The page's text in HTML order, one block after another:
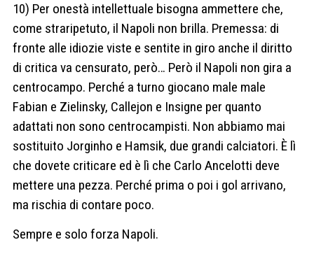
10) Per onestà intellettuale bisogna ammettere che,
come straripetuto, il Napoli non brilla. Premessa: di
fronte alle idiozie viste e sentite in giro anche il diritto
di critica va censurato, però… Però il Napoli non gira a
centrocampo. Perché a turno giocano male male
Fabian e Zielinsky, Callejon e Insigne per quanto
adattati non sono centrocampisti. Non abbiamo mai
sostituito Jorginho e Hamsik, due grandi calciatori. È lì
che dovete criticare ed è lì che Carlo Ancelotti deve
mettere una pezza. Perché prima o poi i gol arrivano,
ma rischia di contare poco.
Sempre e solo forza Napoli.